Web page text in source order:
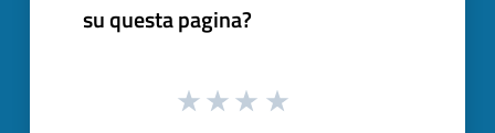
su questa pagina?